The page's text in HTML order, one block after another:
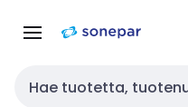
navigointiinsisältöön
Haku